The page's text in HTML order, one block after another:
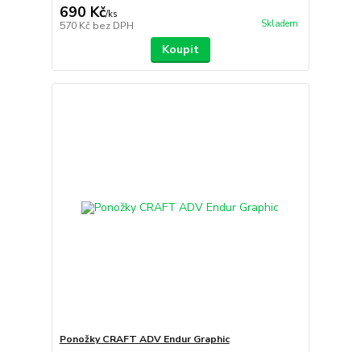
690 Kč/ks
570 Kč bez DPH Skladem
Koupit
Ponožky CRAFT ADV Endur Graphic